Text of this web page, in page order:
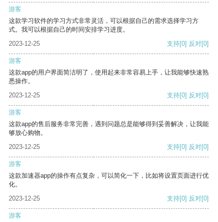
游客
这款学习软件的学习方式非常灵活，可以根据自己的需求选择学习方
式。我可以根据自己的时间安排学习进度。
2023-12-25
支持[0] 反对[0]
游客
这款app的用户界面简洁明了，使用起来非常容易上手，让我能够快速熟
悉操作。
2023-12-25
支持[0] 反对[0]
游客
这款app的售后服务非常完善，遇到问题总是能够得到妥善解决，让我能
够放心购物。
2023-12-25
支持[0] 反对[0]
游客
这款加速器app的操作有点复杂，可以简化一下，比如将设置页面进行优
化。
2023-12-25
支持[0] 反对[0]
游客